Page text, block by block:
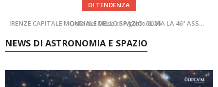
DI TENDENZA
Cielo del Mese di Agosto 2026
SUPERNOVAE aggiornamenti del mese – Agosto 2026
NEWS DI ASTRONOMIA E SPAZIO